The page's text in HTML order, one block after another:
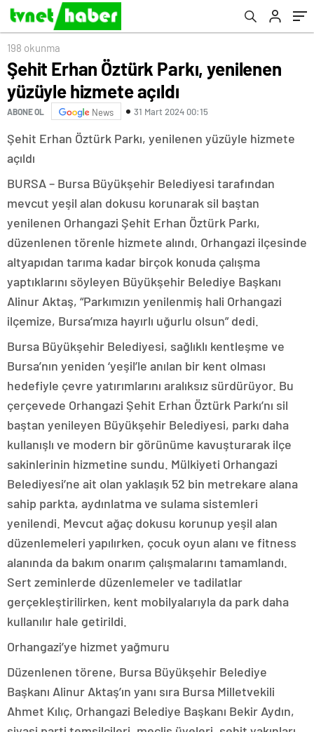
198 okunma
Şehit Erhan Öztürk Parkı, yenilenen
yüzüyle hizmete açıldı
ABONE OL News 31 Mart 2024 00:15
Şehit Erhan Öztürk Parkı, yenilenen yüzüyle hizmete
açıldı
BURSA – Bursa Büyükşehir Belediyesi tarafından
mevcut yeşil alan dokusu korunarak sil baştan
yenilenen Orhangazi Şehit Erhan Öztürk Parkı,
düzenlenen törenle hizmete alındı. Orhangazi ilçesinde
altyapıdan tarıma kadar birçok konuda çalışma
yaptıklarını söyleyen Büyükşehir Belediye Başkanı
Alinur Aktaş, “Parkımızın yenilenmiş hali Orhangazi
ilçemize, Bursa’mıza hayırlı uğurlu olsun” dedi.
Bursa Büyükşehir Belediyesi, sağlıklı kentleşme ve
Bursa’nın yeniden ‘yeşil’le anılan bir kent olması
hedefiyle çevre yatırımlarını aralıksız sürdürüyor. Bu
çerçevede Orhangazi Şehit Erhan Öztürk Parkı’nı sil
baştan yenileyen Büyükşehir Belediyesi, parkı daha
kullanışlı ve modern bir görünüme kavuşturarak ilçe
sakinlerinin hizmetine sundu. Mülkiyeti Orhangazi
Belediyesi’ne ait olan yaklaşık 52 bin metrekare alana
sahip parkta, aydınlatma ve sulama sistemleri
yenilendi. Mevcut ağaç dokusu korunup yeşil alan
düzenlemeleri yapılırken, çocuk oyun alanı ve fitness
alanında da bakım onarım çalışmalarını tamamlandı.
Sert zeminlerde düzenlemeler ve tadilatlar
gerçekleştirilirken, kent mobilyalarıyla da park daha
kullanılır hale getirildi.
Orhangazi’ye hizmet yağmuru
Düzenlenen törene, Bursa Büyükşehir Belediye
Başkanı Alinur Aktaş’ın yanı sıra Bursa Milletvekili
Ahmet Kılıç, Orhangazi Belediye Başkanı Bekir Aydın,